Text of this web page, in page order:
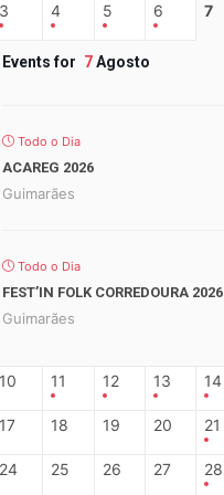
3 4 5 6 7
Events for 7Agosto
Todo o Dia
ACAREG 2026
Guimarães
Todo o Dia
FEST’IN FOLK CORREDOURA 2026
Guimarães
10 11 12 13 14
17 18 19 20 21
24 25 26 27 28